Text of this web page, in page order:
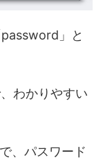
」と
わかりやすい
、パスワード